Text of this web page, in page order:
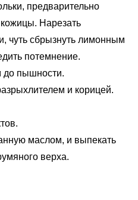
предварительно
кожицы. Нарезать
чуть сбрызнуть лимонным
потемнение.
до пышности.
и корицей.
маслом, и выпекать
верха.